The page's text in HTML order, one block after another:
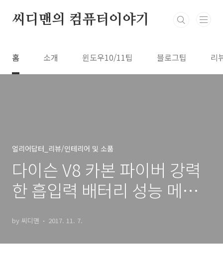
씨디맨의 컴퓨터이야기
홈 소개 윈도우10/11팁 블로그팁 리
얼리어답터_리뷰/인테리어 및 소품
다이슨 V8 카본 파이버 강력
한 흡입력 배터리 성능 메인
by 씨디맨 2017. 11. 7.